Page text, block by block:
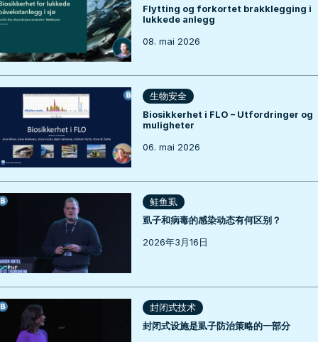
Flytting og forkortet brakklegging i
lukkede anlegg
08. mai 2026
生物安全
Biosikkerhet i FLO – Utfordringer og
muligheter
06. mai 2026
鲑鱼虱
虱子和病毒的感染动态有何区别？
2026年3月16日
封闭式技术
封闭式设施是虱子防治策略的一部分